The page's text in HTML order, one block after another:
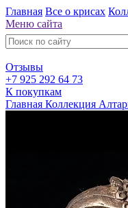
Главная Все о крисах
Меню сайта
Отзывы
+7 925 292 64 73
К покупкам
Главная Коллекция